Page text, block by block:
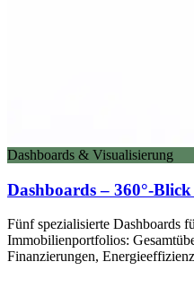
Dashboards & Visualisierung
Dashboards – 360°-
Fünf spezialisierte Dashboards
Immobilienportfolios:
Finanzierungen,